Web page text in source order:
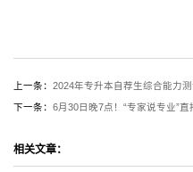
上一条： 2024年专升本自荐生综合能力
下一条： 6月30日晚7点！“专家说专业”直
相关文章：